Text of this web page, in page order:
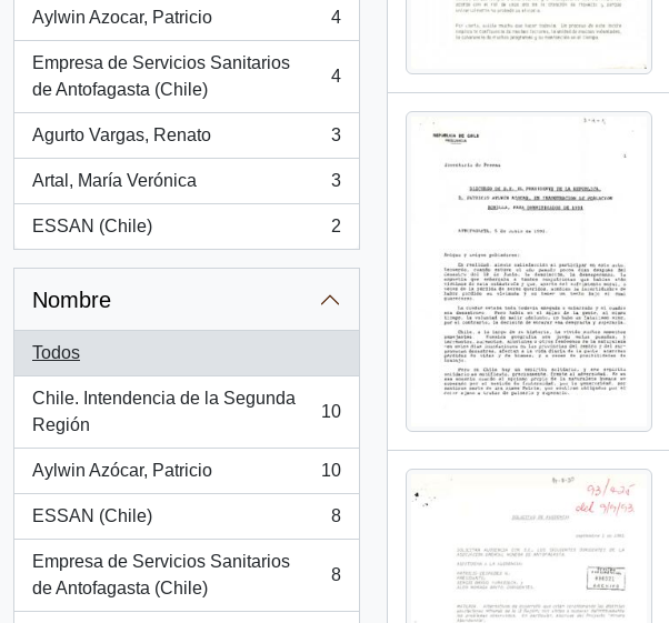
Aylwin Azocar, Patricio
, 4 resultados
4
Empresa de Servicios Sanitarios
de Antofagasta (Chile)
, 4 resultados
4
Agurto Vargas, Renato
, 3 resultados
3
Artal, María Verónica
, 3 resultados
3
ESSAN (Chile)
, 2 resultados
2
Nombre
Todos
Chile. Intendencia de la Segunda
Región
, 10 resultados
10
Aylwin Azócar, Patricio
, 10 resultados
10
ESSAN (Chile)
, 8 resultados
8
Empresa de Servicios Sanitarios
de Antofagasta (Chile)
, 8 resultados
8